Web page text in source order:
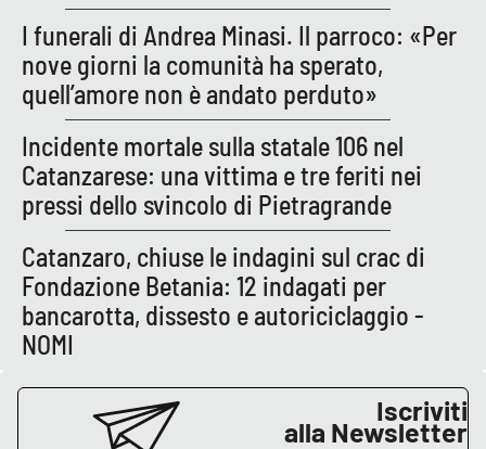
STREAMING
LaC TV
LaC Network
LaC OnAir
EDIZIONI
LOCALI
Catanzaro
Crotone
I funerali di Andrea Minasi. Il parroco: «Per
nove giorni la comunità ha sperato,
quell’amore non è andato perduto»
Incidente mortale sulla statale 106 nel
Catanzarese: una vittima e tre feriti nei
pressi dello svincolo di Pietragrande
Catanzaro, chiuse le indagini sul crac di
Fondazione Betania: 12 indagati per
bancarotta, dissesto e autoriciclaggio -
NOMI
Iscriviti
alla Newsletter